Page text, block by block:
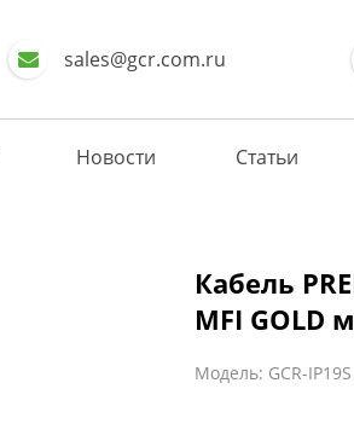
sales@gcr.com.ru
Новости Статьи
Кабель
MFI GOLD
Модель: GCR-IP19S